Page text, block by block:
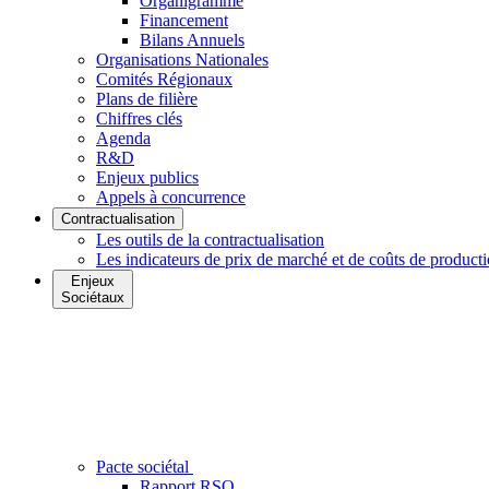
Financement
Bilans Annuels
Organisations Nationales
Comités Régionaux
Plans de filière
Chiffres clés
Agenda
R&D
Enjeux publics
Appels à concurrence
Contractualisation
Les outils de la contractualisation
Les indicateurs de prix de marché et de coûts de
Enjeux
Sociétaux
Pacte sociétal